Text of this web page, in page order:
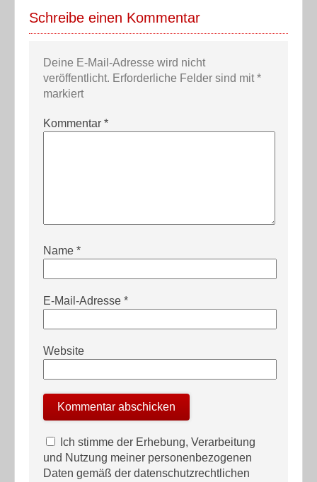
Schreibe einen Kommentar
Deine E-Mail-Adresse wird nicht
veröffentlicht. Erforderliche Felder sind mit*
markiert
Kommentar *
Name *
E-Mail-Adresse *
Website
Ich stimme der Erhebung, Verarbeitung
und Nutzung meiner personenbezogenen
Daten gemäß der datenschutzrechtlichen